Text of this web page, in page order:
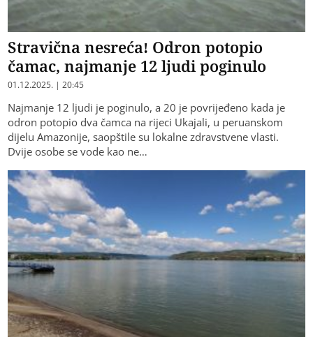
Stravična nesreća! Odron potopio
čamac, najmanje 12 ljudi poginulo
01.12.2025. | 20:45
Najmanje 12 ljudi je poginulo, a 20 je povrijeđeno kada je
odron potopio dva čamca na rijeci Ukajali, u peruanskom
dijelu Amazonije, saopštile su lokalne zdravstvene vlasti.
Dvije osobe se vode kao ne…